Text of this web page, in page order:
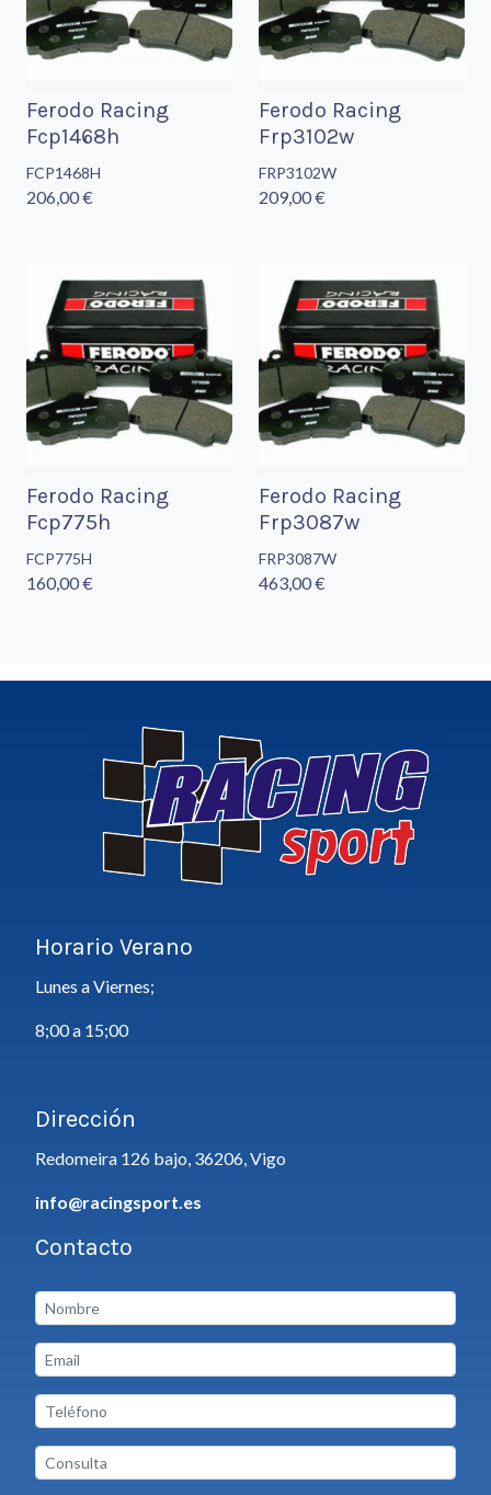
Ferodo Racing
Fcp1468h
FCP1468H
206,00 €
Ferodo Racing
Frp3102w
FRP3102W
209,00 €
Ferodo Racing
Fcp775h
FCP775H
160,00 €
Ferodo Racing
Frp3087w
FRP3087W
463,00 €
Horario Verano
Lunes a Viernes;
8;00 a 15;00
Dirección
Redomeira 126 bajo, 36206, Vigo
info@racingsport.es
Contacto